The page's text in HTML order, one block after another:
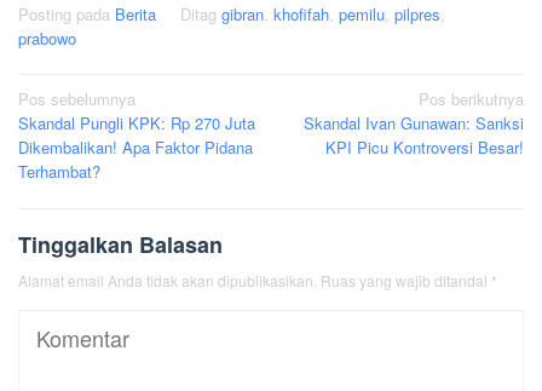
Posting pada Berita Ditag gibran, khofifah, pemilu, pilpres,
prabowo
Navigasi
pos
Pos sebelumnya
Skandal Pungli KPK: Rp 270 Juta
Dikembalikan! Apa Faktor Pidana
Terhambat?
Pos berikutnya
Skandal Ivan Gunawan: Sanksi
KPI Picu Kontroversi Besar!
Tinggalkan Balasan
Alamat email Anda tidak akan dipublikasikan. Ruas yang wajib ditandai *